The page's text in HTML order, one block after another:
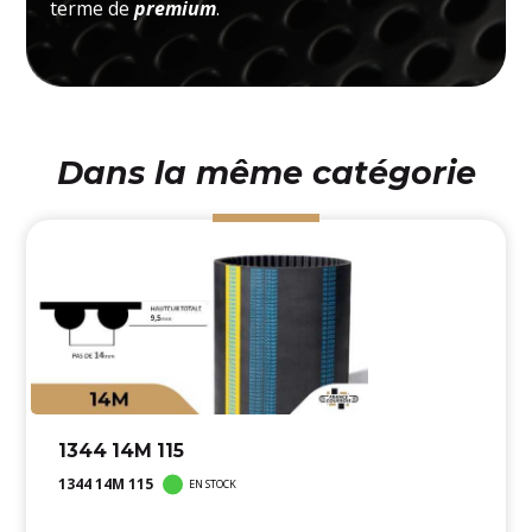
terme depremium.
Dans la même catégorie
1344 14M 115
1344 14M 115 EN STOCK